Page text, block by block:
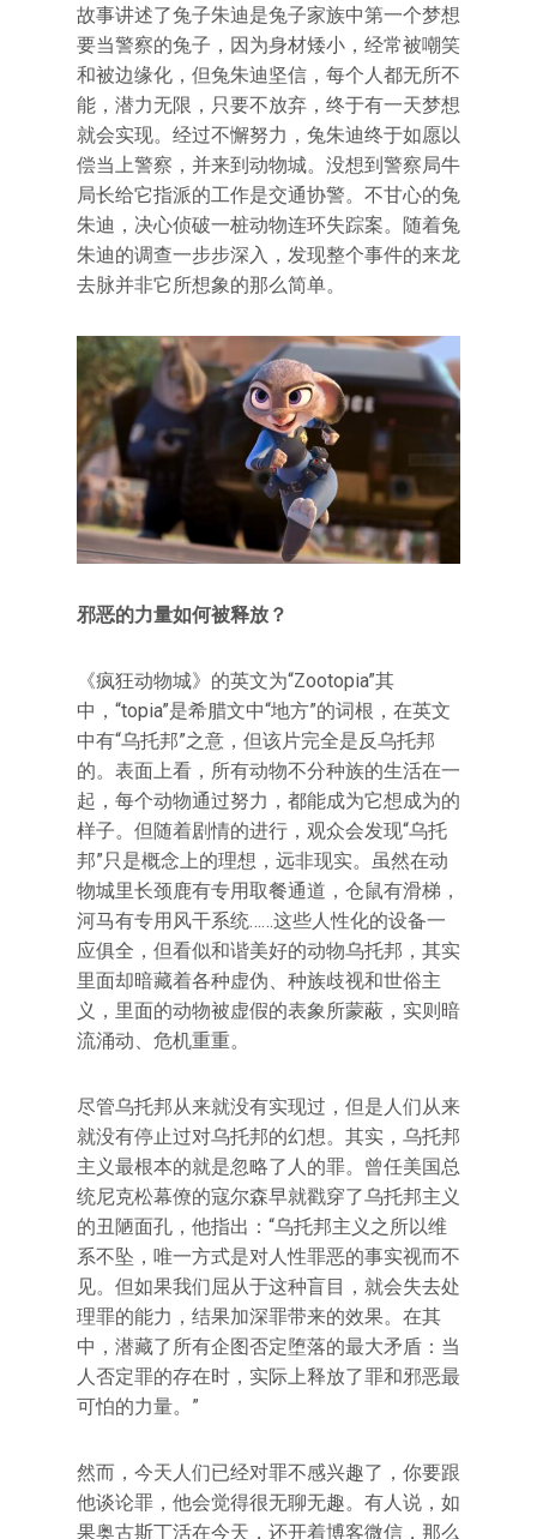
故事讲述了兔子朱迪是兔子家族中第一个梦想
要当警察的兔子，因为身材矮小，经常被嘲笑
和被边缘化，但兔朱迪坚信，每个人都无所不
能，潜力无限，只要不放弃，终于有一天梦想
就会实现。经过不懈努力，兔朱迪终于如愿以
偿当上警察，并来到动物城。没想到警察局牛
局长给它指派的工作是交通协警。不甘心的兔
朱迪，决心侦破一桩动物连环失踪案。随着兔
朱迪的调查一步步深入，发现整个事件的来龙
去脉并非它所想象的那么简单。
邪恶的力量如何被释放？
《疯狂动物城》的英文为“Zootopia”其
中，“topia”是希腊文中“地方”的词根，在英文
中有“乌托邦”之意，但该片完全是反乌托邦
的。表面上看，所有动物不分种族的生活在一
起，每个动物通过努力，都能成为它想成为的
样子。但随着剧情的进行，观众会发现“乌托
邦”只是概念上的理想，远非现实。虽然在动
物城里长颈鹿有专用取餐通道，仓鼠有滑梯，
河马有专用风干系统……这些人性化的设备一
应俱全，但看似和谐美好的动物乌托邦，其实
里面却暗藏着各种虚伪、种族歧视和世俗主
义，里面的动物被虚假的表象所蒙蔽，实则暗
流涌动、危机重重。
尽管乌托邦从来就没有实现过，但是人们从来
就没有停止过对乌托邦的幻想。其实，乌托邦
主义最根本的就是忽略了人的罪。曾任美国总
统尼克松幕僚的寇尔森早就戳穿了乌托邦主义
的丑陋面孔，他指出：“乌托邦主义之所以维
系不坠，唯一方式是对人性罪恶的事实视而不
见。但如果我们屈从于这种盲目，就会失去处
理罪的能力，结果加深罪带来的效果。在其
中，潜藏了所有企图否定堕落的最大矛盾：当
人否定罪的存在时，实际上释放了罪和邪恶最
可怕的力量。”
然而，今天人们已经对罪不感兴趣了，你要跟
他谈论罪，他会觉得很无聊无趣。有人说，如
果奥古斯丁活在今天，还开着博客微信，那么